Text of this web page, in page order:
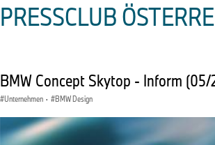
PRESSCLUB
BMW Concept Skytop - Inform (05/
Unternehmen · BMW Design